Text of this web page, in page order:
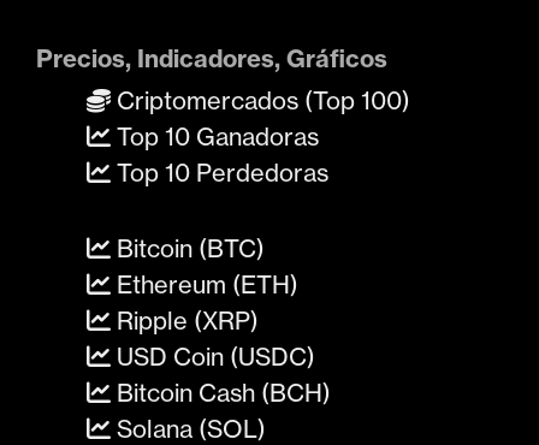
Precios, Indicadores, Gráficos
Criptomercados (Top 100)
Top 10 Ganadoras
Top 10 Perdedoras
Bitcoin (BTC)
Ethereum (ETH)
Ripple (XRP)
USD Coin (USDC)
Bitcoin Cash (BCH)
Solana (SOL)